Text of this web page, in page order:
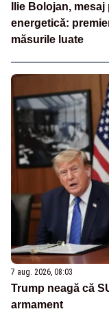
Ilie Bolojan,
energetică:
măsurile luate
7 aug. 2026, 08:03
Trump neagă că
armament